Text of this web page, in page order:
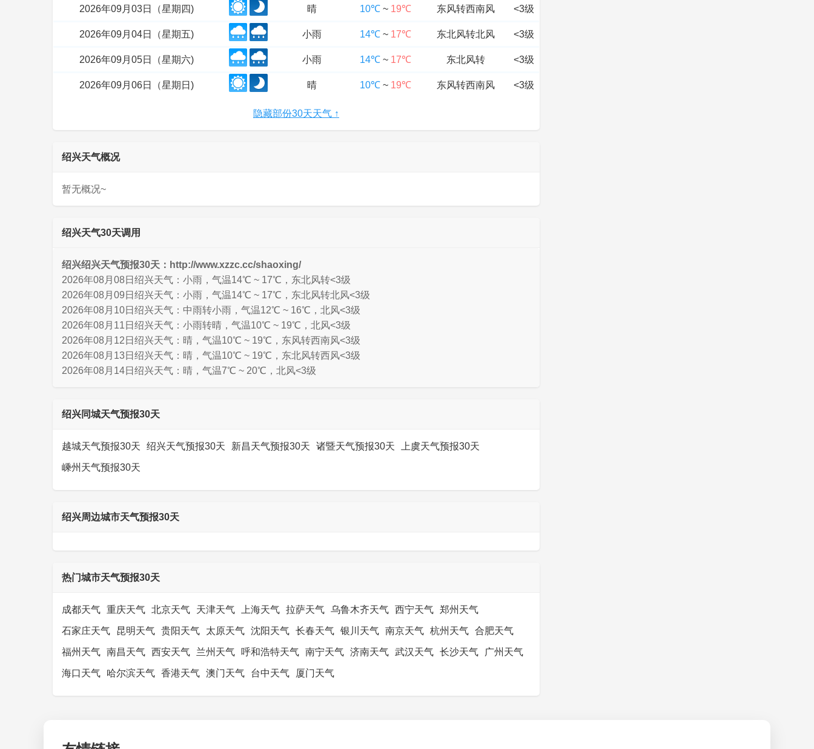
2026年09月03日（星期四) 晴 10℃~ 19℃ 东风转西南风 <3级
2026年09月04日（星期五) 小雨 14℃~ 17℃ 东北风转北风 <3级
2026年09月05日（星期六) 小雨 14℃~ 17℃ 东北风转 <3级
2026年09月06日（星期日) 晴 10℃~ 19℃ 东风转西南风 <3级
隐藏部份30天天气 ↑
绍兴天气概况
暂无概况~
绍兴天气30天调用
绍兴绍兴天气预报30天：http://www.xzzc.cc/shaoxing/
2026年08月08日绍兴天气：小雨，气温14℃ ~ 17℃，东北风转<3级
2026年08月09日绍兴天气：小雨，气温14℃ ~ 17℃，东北风转北风<3级
2026年08月10日绍兴天气：中雨转小雨，气温12℃ ~ 16℃，北风<3级
2026年08月11日绍兴天气：小雨转晴，气温10℃ ~ 19℃，北风<3级
2026年08月12日绍兴天气：晴，气温10℃ ~ 19℃，东风转西南风<3级
2026年08月13日绍兴天气：晴，气温10℃ ~ 19℃，东北风转西风<3级
2026年08月14日绍兴天气：晴，气温7℃ ~ 20℃，北风<3级
绍兴同城天气预报30天
越城天气预报30天 绍兴天气预报30天 新昌天气预报30天 诸暨天气预报30天 上虞天气预报30天
嵊州天气预报30天
绍兴周边城市天气预报30天
热门城市天气预报30天
成都天气 重庆天气 北京天气 天津天气 上海天气 拉萨天气 乌鲁木齐天气 西宁天气 郑州天气
石家庄天气 昆明天气 贵阳天气 太原天气 沈阳天气 长春天气 银川天气 南京天气 杭州天气 合肥天气
福州天气 南昌天气 西安天气 兰州天气 呼和浩特天气 南宁天气 济南天气 武汉天气 长沙天气 广州天气
海口天气 哈尔滨天气 香港天气 澳门天气 台中天气 厦门天气